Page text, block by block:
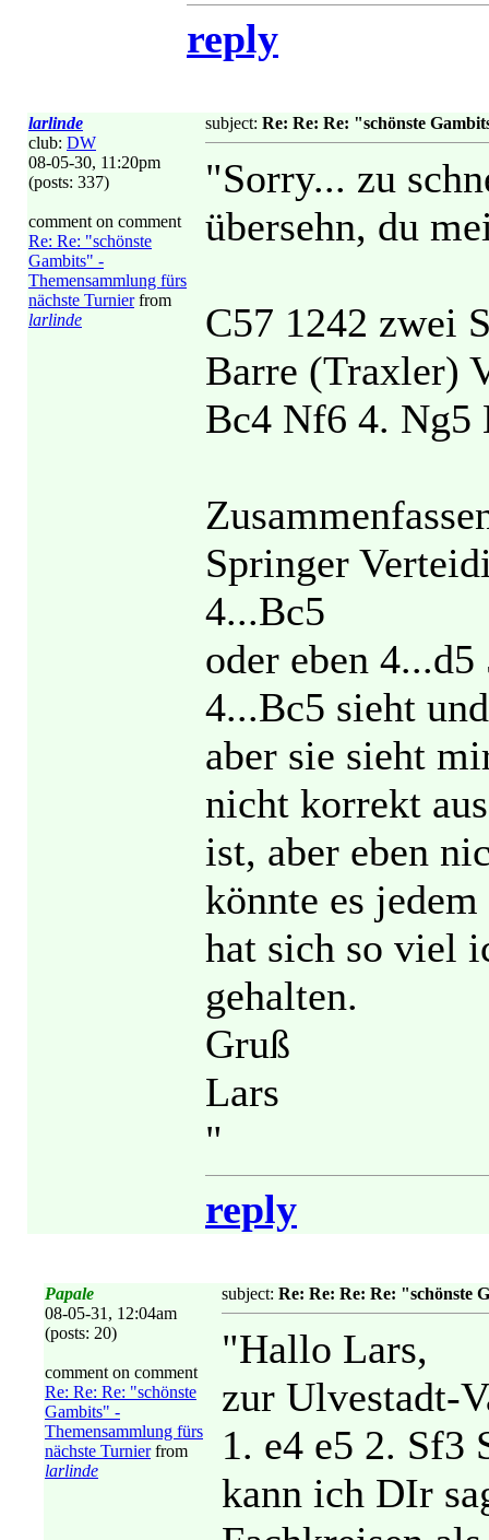
reply
larlinde
club: DW
08-05-30, 11:20pm
(posts: 337)
comment on comment
Re: Re: "schönste
Gambits" -
Themensammlung fürs
nächste Turnierfrom
larlinde
subject: Re: Re: Re: "schönste
"Sorry... zu
übersehn, du
C57 1242 zwei
Barre (Traxler)
Bc4 Nf6 4. Ng5
Springer
4...Bc5
oder eben
4...Bc5 sieht
aber sie sieht
nicht korrekt
ist, aber eben
könnte es
hat sich so viel
gehalten.
Gruß
Lars
"
reply
Papale
08-05-31, 12:04am
(posts: 20)
comment on comment
Re: Re: Re: "schönste
Gambits" -
Themensammlung fürs
nächste Turnierfrom
larlinde
subject: Re: Re: Re: Re: "schönste
"Hallo Lars,
zur Ulvestadt-
1. e4 e5 2. Sf3
kann ich DIr